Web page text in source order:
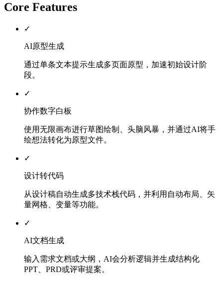
Core Features
✓
AI原型生成
通过单条文本提示生成多页面原型，加速初始设计阶
段。
✓
协作数字白板
使用无限画布进行草图绘制、头脑风暴，并通过AI将手
绘想法转化为原型文件。
✓
设计转代码
从设计稿自动生成多技术栈代码，并利用自动布局、矢
量网格、变量等功能。
✓
AI文档生成
输入需求文档或大纲，AI会分析逻辑并生成结构化
PPT、PRD或评审提案。